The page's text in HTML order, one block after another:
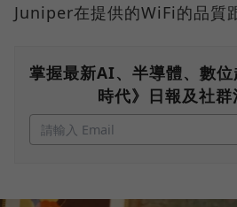
Juniper在提供的WiFi的品質
掌握最新AI、半導體、數
時代》日報及社群